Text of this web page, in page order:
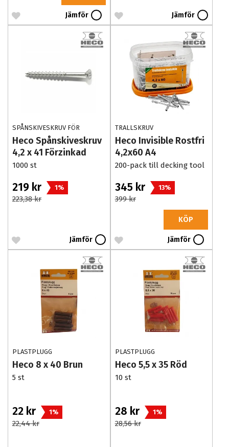
Jämför Jämför
SPÅNSKIVESKRUV FÖR
MONTERING AV SPÅNSKIVOR
Heco Spånskiveskruv
4,2 x 41 Förzinkad
1000 st
219 kr 1%
223,38 kr
Jämför
TRALLSKRUV
Heco Invisible Rostfri
4,2x60 A4
200-pack till decking tool
345 kr 13%
399 kr
KÖP
Jämför
PLASTPLUGG
Heco 8 x 40 Brun
5 st
22 kr 1%
22,44 kr
PLASTPLUGG
Heco 5,5 x 35 Röd
10 st
28 kr 1%
28,56 kr